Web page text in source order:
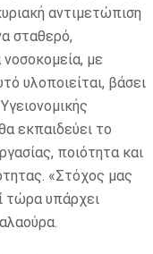
αντιμετώπιση
σταθερό,
με
υλοποιείται, βάσει
εκπαιδεύει το
ποιότητα και
«Στόχος μας
τώρα υπάρχει